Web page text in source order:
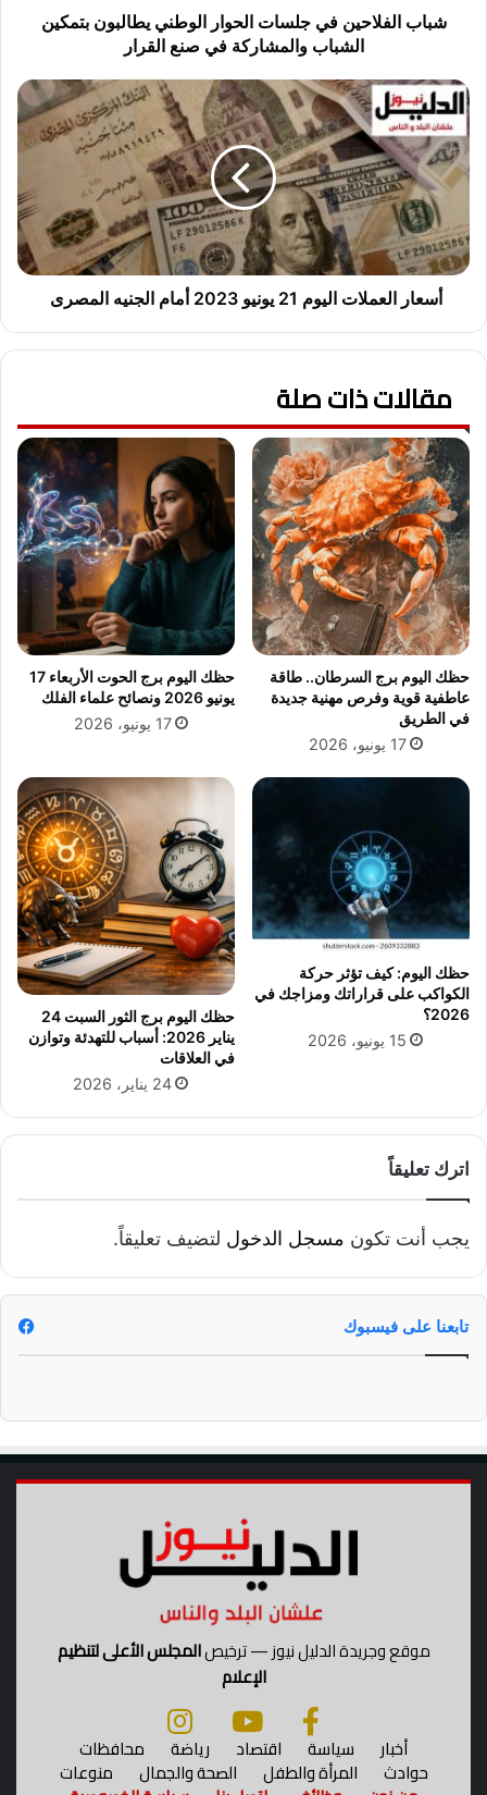
ف
ي
ج
ل
س
ت
ا
ل
ا
و
ط
ي
ي
ط
ا
ل
ب
و
ن
ب
ت
م
ن
ا
ب
ا
ل
م
ك
ة
ف
ي
ص
ع
ا
ل
ق
شباب الفلاحين في جلسات الحوار الوطني يطالبون بتمكين
الشباب والمشاركة في صنع القرار
أ
س
ع
ا
ر
ل
ع
م
و
م
2
1
ي
و
ن
ي
و
2
0
2
3
أ
ا
م
ي
ه
ل
م
ص
أسعار العملات اليوم 21 يونيو 2023 أمام الجنيه المصرى
مقالات ذات صلة
حظك اليوم برج السرطان.. طاقة
عاطفية قوية وفرص مهنية جديدة
في الطريق
17 يونيو، 2026
حظك اليوم برج الحوت الأربعاء 17
يونيو 2026 ونصائح علماء الفلك
17 يونيو، 2026
حظك اليوم: كيف تؤثر حركة
الكواكب على قراراتك ومزاجك في
2026؟
15 يونيو، 2026
حظك اليوم برج الثور السبت 24
يناير 2026: أسباب للتهدئة وتوازن
في العلاقات
24 يناير، 2026
اترك تعليقاً
يجب أنت تكون مسجل الدخول لتضيف تعليقاً.
تابعنا على فيسبوك
موقع وجريدة الدليل نيوز — ترخيصالمجلس الأعلى لتنظيم
الإعلام
أخبار سياسة اقتصاد رياضة محافظات
حوادث المرأة والطفل الصحة والجمال منوعات